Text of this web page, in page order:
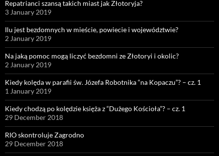
Repatrianci szansą takich miast jak Złotoryja?
3 January 2019
Ilu jest bezdomnych w mieście, powiecie i województwie?
2 January 2019
Na jaką pomoc mogą liczyć bezdomni ze Złotoryi i okolic?
2 January 2019
Kiedy kolęda w parafii św. Józefa Robotnika “na Kopaczu”? – cz. 1
1 January 2019
Kiedy chodzą po kolędzie księża z “Dużego Kościoła”? – cz. 1
29 December 2018
RIO skontroluje Zagrodno
29 December 2018